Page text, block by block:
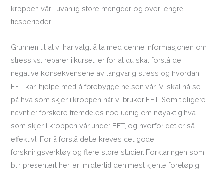
kroppen vår i uvanlig store mengder og over lengre
tidsperioder.
Grunnen til at vi har valgt å ta med denne informasjonen om
stress vs. reparer i kurset, er for at du skal forstå de
negative konsekvensene av langvarig stress og hvordan
EFT kan hjelpe med å forebygge helsen vår. Vi skal nå se
på hva som skjer i kroppen når vi bruker EFT. Som tidligere
nevnt er forskere fremdeles noe uenig om nøyaktig hva
som skjer i kroppen vår under EFT, og hvorfor det er så
effektivt. For å forstå dette kreves det gode
forskningsverktøy og flere store studier. Forklaringen som
blir presentert her, er imidlertid den mest kjente foreløpig: